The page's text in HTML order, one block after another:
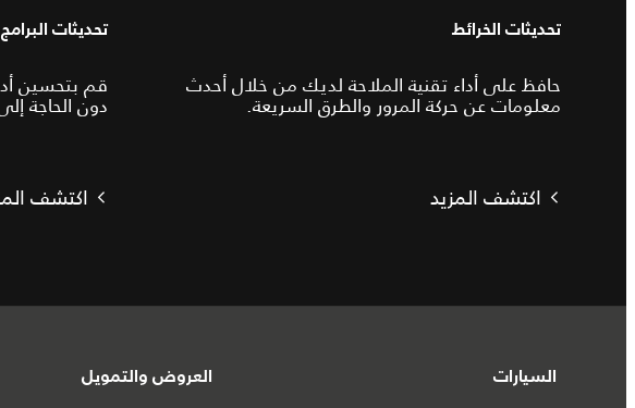
تحديثات الخرائط
حافظ على أداء تقنية الملاحة لديك من خلال أحدث
معلومات عن حركة المرور والطرق السريعة.
اكتشف المزيد
تحديثات البرامج
قم بتحسين
دون الحاجة
اكتشف
السيارات العروض والتمويل